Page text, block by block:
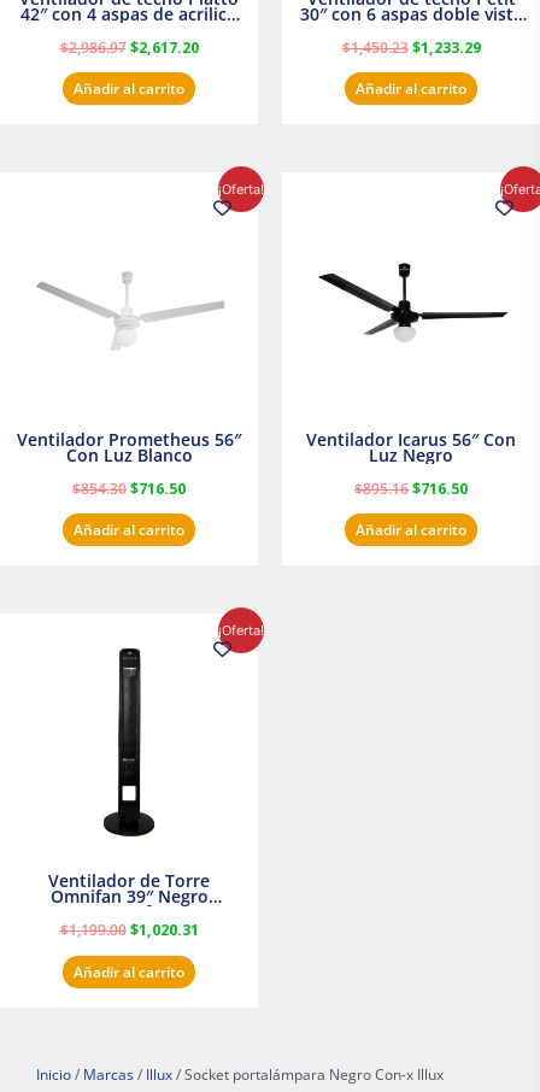
42″ con 4 aspas de acrilico
transparente
$2,986.97 $2,617.20
Añadir al carrito
30″ con 6 aspas doble vista
Satinado Masterfan
$1,450.23 $1,233.29
Añadir al carrito
¡Oferta!
Ventilador Prometheus 56″
Con Luz Blanco
$854.30$716.50
precio
actual
Añadir al carrito
Ventilador Icarus 56″ Con
Luz Negro
$895.16$716.50
precio
actual
Añadir al carrito
¡Oferta!
Ventilador de Torre
Omnifan 39″ Negro
Masterfan
$1,199.00
original
era:
$1,020.31
precio
actual
Añadir al carrito
Inicio / Marcas / Illux / Socket portalámpara Negro Con-x Illux